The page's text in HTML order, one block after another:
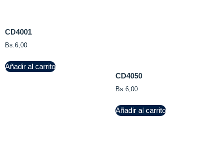
CD4001
Bs. 6,00
Añadir al carrito
CD4050
Bs. 6,00
Añadir al carrito